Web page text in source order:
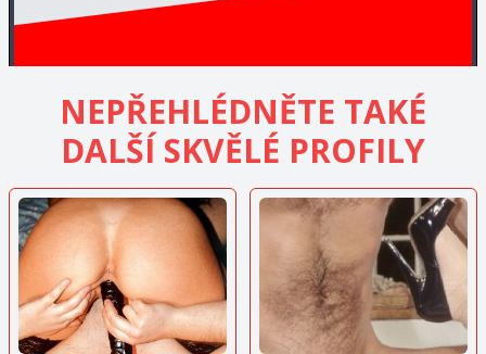
NEPŘEHLÉDNĚTE TAKÉ
DALŠÍ SKVĚLÉ PROFILY
ZOBRAZIT
INZERÁT
ZOBRAZIT
INZERÁT